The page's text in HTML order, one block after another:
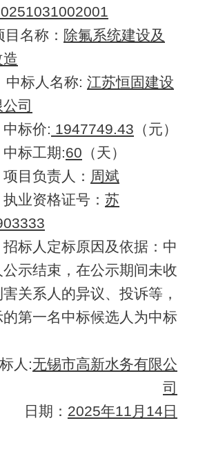
目名称： 除氟系统建设及
造
名称: 江苏恒固建设
司
价: 1947749.43 （元）
工期:60 （天）
责人： 周斌
格证号： 苏
定标原因及依据：中
示结束，在公示期间未收
关系人的异议、投诉等，
第一名中标候选人为中标
人 :无锡市高新水务有限公
司
日期： 2025年11月14日